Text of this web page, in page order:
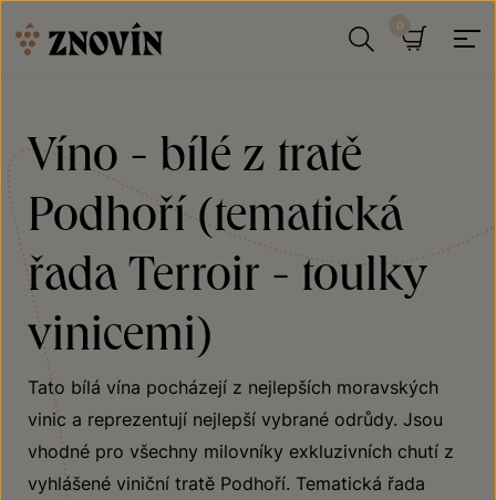
Víno - bílé z tratě
Podhoří (tematická
řada Terroir - toulky
vinicemi)
Tato bílá vína pocházejí z nejlepších moravských
vinic a reprezentují nejlepší vybrané odrůdy. Jsou
vhodné pro všechny milovníky exkluzivních chutí z
vyhlášené viniční tratě Podhoří. Tematická řada